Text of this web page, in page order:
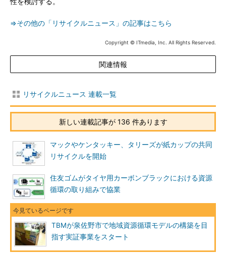
⇒その他の「リサイクルニュース」の記事はこちら
Copyright © ITmedia, Inc. All Rights Reserved.
関連情報
リサイクルニュース 連載一覧
新しい連載記事が 136 件あります
マックやケンタッキー、タリーズが紙カップの共同
リサイクルを開始
住友ゴムがタイヤ用カーボンブラックにおける資源
循環の取り組みで協業
TBMが泉佐野市で地域資源循環モデルの構築を目
指す実証事業をスタート